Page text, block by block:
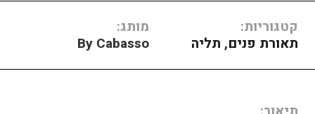
קטגוריות:
תאורת פנים, תליה
מותג:
By Cabasso